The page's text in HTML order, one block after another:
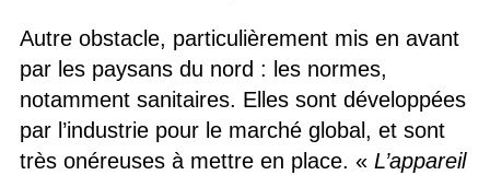
Autre obstacle, particulièrement mis en avant
par les paysans du nord : les normes,
notamment sanitaires. Elles sont développées
par l’industrie pour le marché global, et sont
très onéreuses à mettre en place. « L’appareil